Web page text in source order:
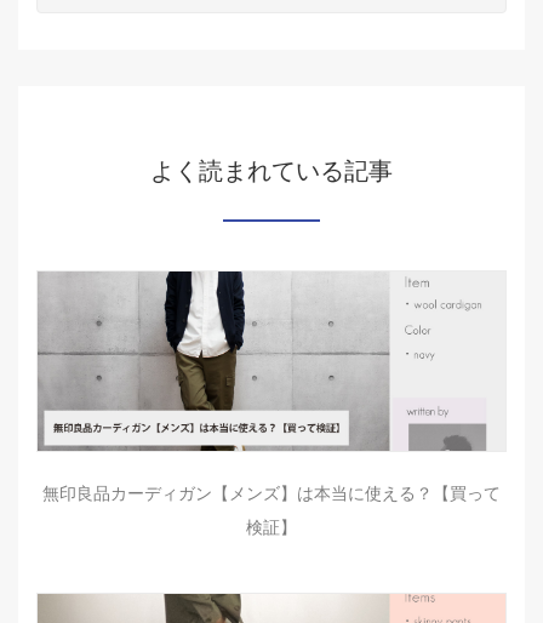
よく読まれている記事
無印良品カーディガン【メンズ】は本当に使える？【買って
検証】